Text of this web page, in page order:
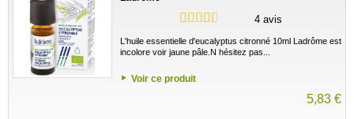
4 avis
L'huile essentielle d'eucalyptus citronné 10ml Ladrôme est
incolore voir jaune pâle.N hésitez pas...
Voir ce produit
5,83 €